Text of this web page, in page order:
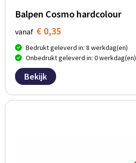
Balpen Cosmo hardcolour
vanaf € 0,35
Bedrukt geleverd in: 8 werkdag(en)
Onbedrukt geleverd in: 0 werkdag(en)
Bekijk